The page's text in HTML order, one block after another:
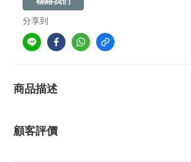
分享到
商品描述
顧客評價